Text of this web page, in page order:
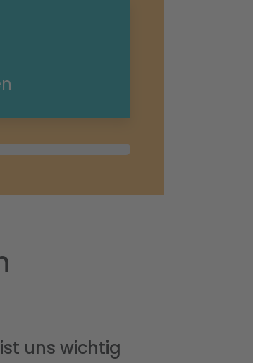
uns wichtig